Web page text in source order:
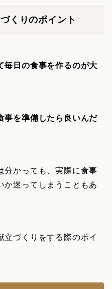
くりのポイント
毎日の食事を作るのが大
事を準備したら良いんだ
分かっても、実際に食事
か迷ってしまうこともあ
づくりをする際のポイ